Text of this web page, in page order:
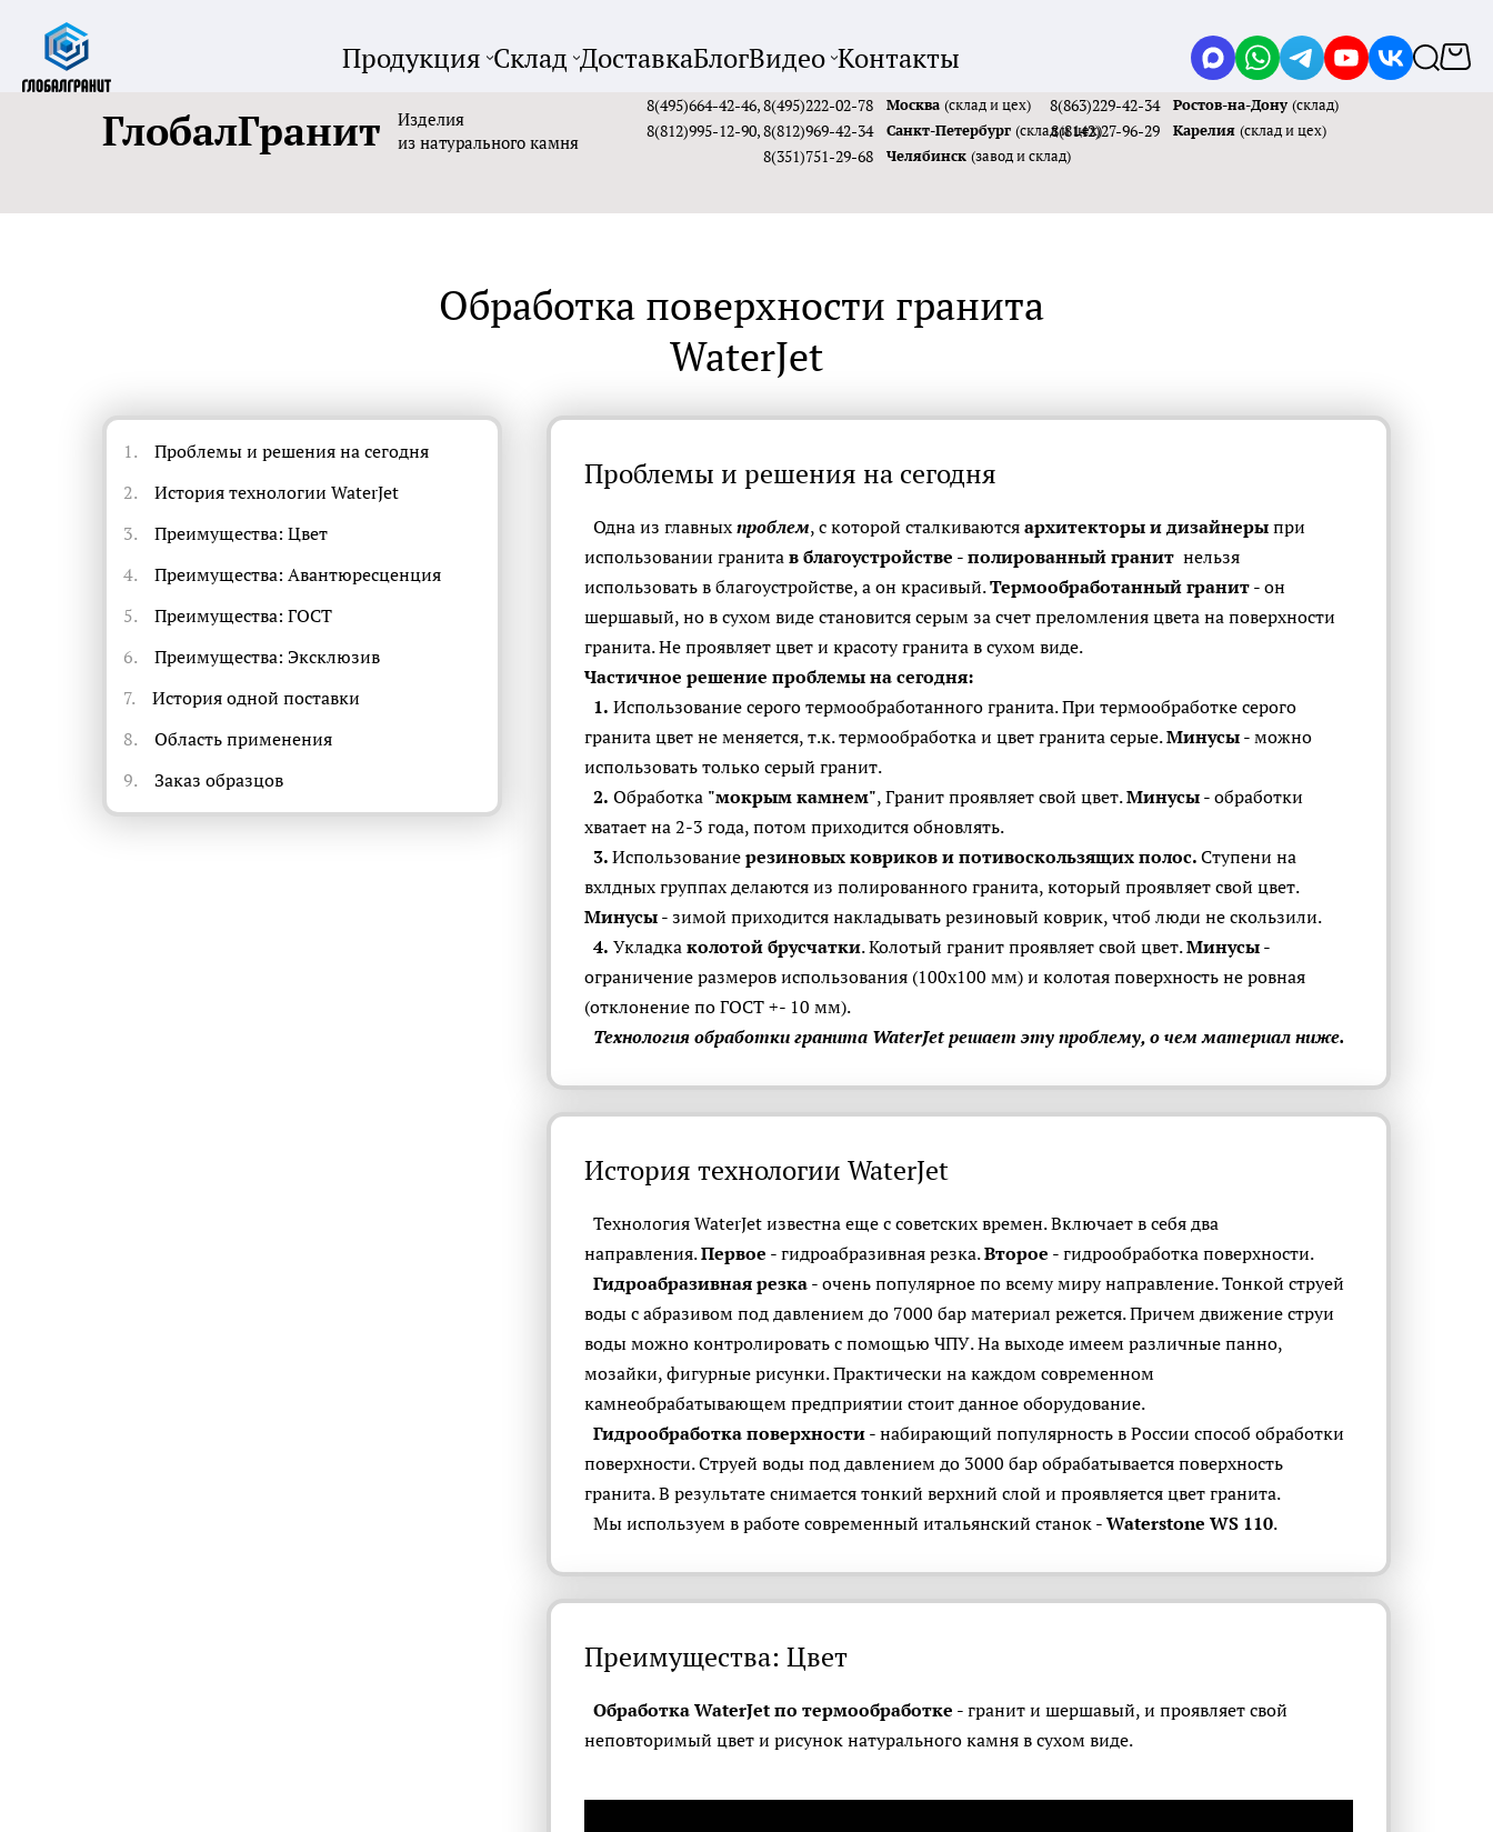
Продукция Склад ДоставкаБлогВидео Контакты
ГлобалГранит
Изделия
из натурального камня
8(495)664-42-46,8(495)222-02-78 Москва (склад и цех)
8(812)995-12-90,8(812)969-42-34 Санкт-Петербург (склад и цех)
8(351)751-29-68 Челябинск (завод и склад)
8(863)229-42-34 Ростов-на-Дону (склад)
8(8142)27-96-29 Карелия (склад и цех)
Обработка поверхности гранита
WaterJet
1.
Проблемы и решения на сегодня
2.
История технологии WaterJet
3.
Преимущества: Цвет
4.
Преимущества: Авантюресценция
5.
Преимущества: ГОСТ
6.
Преимущества: Эксклюзив
7.
История одной поставки
8.
Область применения
9.
Заказ образцов
Проблемы и решения на сегодня
Одна из главныхпроблем, с которой сталкиваютсяархитекторы и дизайнерыпри
использовании гранитав благоустройстве -полированный гранит нельзя
использовать в благоустройстве, а он красивый.Термообработанный гранит- он
шершавый, но в сухом виде становится серым за счет преломления цвета на поверхности
гранита. Не проявляет цвет и красоту гранита в сухом виде.
Частичное решение проблемы на сегодня:
1. Использование серого термообработанного гранита. При термообработке серого
гранита цвет не меняется, т.к. термообработка и цвет гранита серые.Минусы- можно
использовать только серый гранит.
2. Обработка "мокрым камнем", Гранит проявляет свой цвет.Минусы- обработки
хватает на 2-3 года, потом приходится обновлять.
3.Использованиерезиновых ковриков и потивоскользящих полос.Ступени на
вхлдных группах делаются из полированного гранита, который проявляет свой цвет.
Минусы- зимой приходится накладывать резиновый коврик, чтоб люди не скользили.
4. Укладкаколотой брусчатки. Колотый гранит проявляет свой цвет.Минусы-
ограничение размеров использования (100х100 мм) и колотая поверхность не ровная
(отклонение по ГОСТ +- 10 мм).
Технология обработки гранита WaterJet решает эту проблему, о чем материал ниже.
История технологии WaterJet
Технология WaterJet известна еще с советских времен. Включает в себя два
направления.Первое - гидроабразивная резка.Второе - гидрообработка поверхности.
Гидроабразивная резка- очень популярное по всему миру направление. Тонкой струей
воды с абразивом под давлением до 7000 бар материал режется. Причем движение струи
воды можно контролировать с помощью ЧПУ. На выходе имеем различные панно,
мозайки, фигурные рисунки. Практически на каждом современном
камнеобрабатывающем предприятии стоит данное оборудование.
Гидрообработка поверхности- набирающий популярность в России способ обработки
поверхности. Струей воды под давлением до 3000 бар обрабатывается поверхность
гранита. В результате снимается тонкий верхний слой и проявляется цвет гранита.
Мы используем в работе современный итальянский станок -Waterstone WS 110.
Преимущества: Цвет
Обработка WaterJet по термообработке - гранит и шершавый, и проявляет свой
неповторимый цвет и рисунок натурального камня в сухом виде.